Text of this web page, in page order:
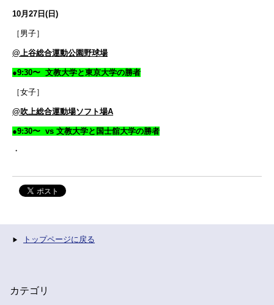
10月27日(日)
［男子］
@上谷総合運動公園野球場
●9:30〜 文教大学と東京大学の勝者
［女子］
@吹上総合運動場ソフト場A
●9:30〜 vs 文教大学と国士舘大学の勝者
・
トップページに戻る
カテゴリ